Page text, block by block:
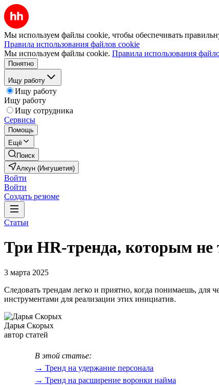
Мы используем файлы cookie, чтобы обеспечивать
Правила использования файлов cookie
Мы используем файлы cookie. Правила использования
Понятно
Ищу работу
Ищу работу
Ищу работу
Ищу сотрудника
Сервисы
Помощь
Ещё
Поиск
Алкун (Ингушетия)
Войти
Войти
Создать резюме
Статьи
Три HR-тренда, которым не
3 марта 2025
Следовать трендам легко и приятно, когда понимаешь, для
инструментами для реализации этих инициатив.
Дарья Скорых
автор статей
В этой статье:
→ Тренд на удержание персонала
→ Тренд на расширение воронки найма